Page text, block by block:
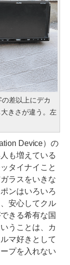
差以上にデカ
きさが違う。左
Device）の
も増えている
タイナイこと
ラスをいきな
ンはいろいろ
安心してクル
きる希有な国
うことは、カ
マ好きとして
プを入れない